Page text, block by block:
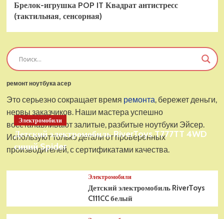
Брелок-игрушка POP IT Квадрат антистресс
(тактильная, сенсорная)
ремонт ноутбука асер
Это серьезно сокращает время ремонта, бережет деньги,
нервы заказчиков. Наши мастера успешно
восстанавливают залитые, разбитые ноутбуки Эйсер.
Используют только детали от проверенных
производителей, с сертификатами качества.
Электромобили
Детский электромобиль RiverToys T777TT 4WD
синий Spider
Электромобили
Детский электромобиль RiverToys
C111CC белый